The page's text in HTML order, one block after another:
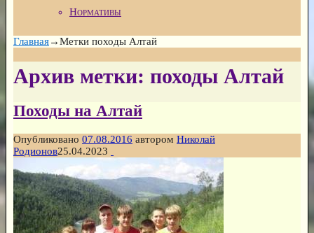
Нормативы
Главная→Метки походы Алтай
Архив метки: походы Алтай
Походы на Алтай
Опубликовано 07.08.2016 автором Николай
Родионов25.04.2023